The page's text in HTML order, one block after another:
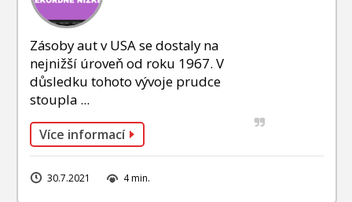
Zásoby aut v USA se dostaly na
nejnižší úroveň od roku 1967. V
důsledku tohoto vývoje prudce
stoupla ...
Více informací
30.7.2021 4 min.